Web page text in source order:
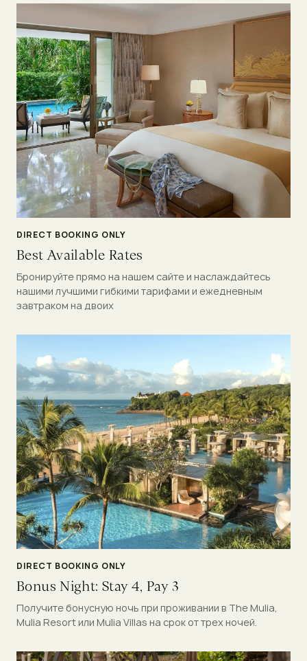
DIRECT BOOKING ONLY
Best Available Rates
Бронируйте прямо на нашем сайте и наслаждайтесь
нашими лучшими гибкими тарифами и ежедневным
завтраком на двоих
DIRECT BOOKING ONLY
Bonus Night: Stay 4, Pay 3
Получите бонусную ночь при проживании в The Mulia,
Mulia Resort или Mulia Villas на срок от трех ночей.